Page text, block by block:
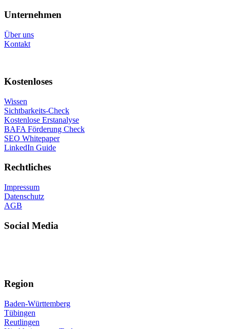
Unternehmen
Über uns
Kontakt
Kostenloses
Wissen
Sichtbarkeits-Check
Kostenlose Erstanalyse
BAFA Förderung Check
SEO Whitepaper
LinkedIn Guide
Rechtliches
Impressum
Datenschutz
AGB
Social Media
Region
Baden-Württemberg
Tübingen
Reutlingen